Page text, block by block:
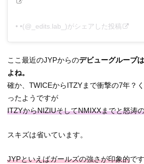
• •(@_edits.lab_)がシェアした投稿
ここ最近のJYPからのデビューグループ
よね。
確か、TWICEからITZYまで衝撃の7年？
ったようですが
ITZYからNIZIUそしてNMIXXまでと怒涛
スキズは省いています。
JYPといえばガールズの強さが印象的で